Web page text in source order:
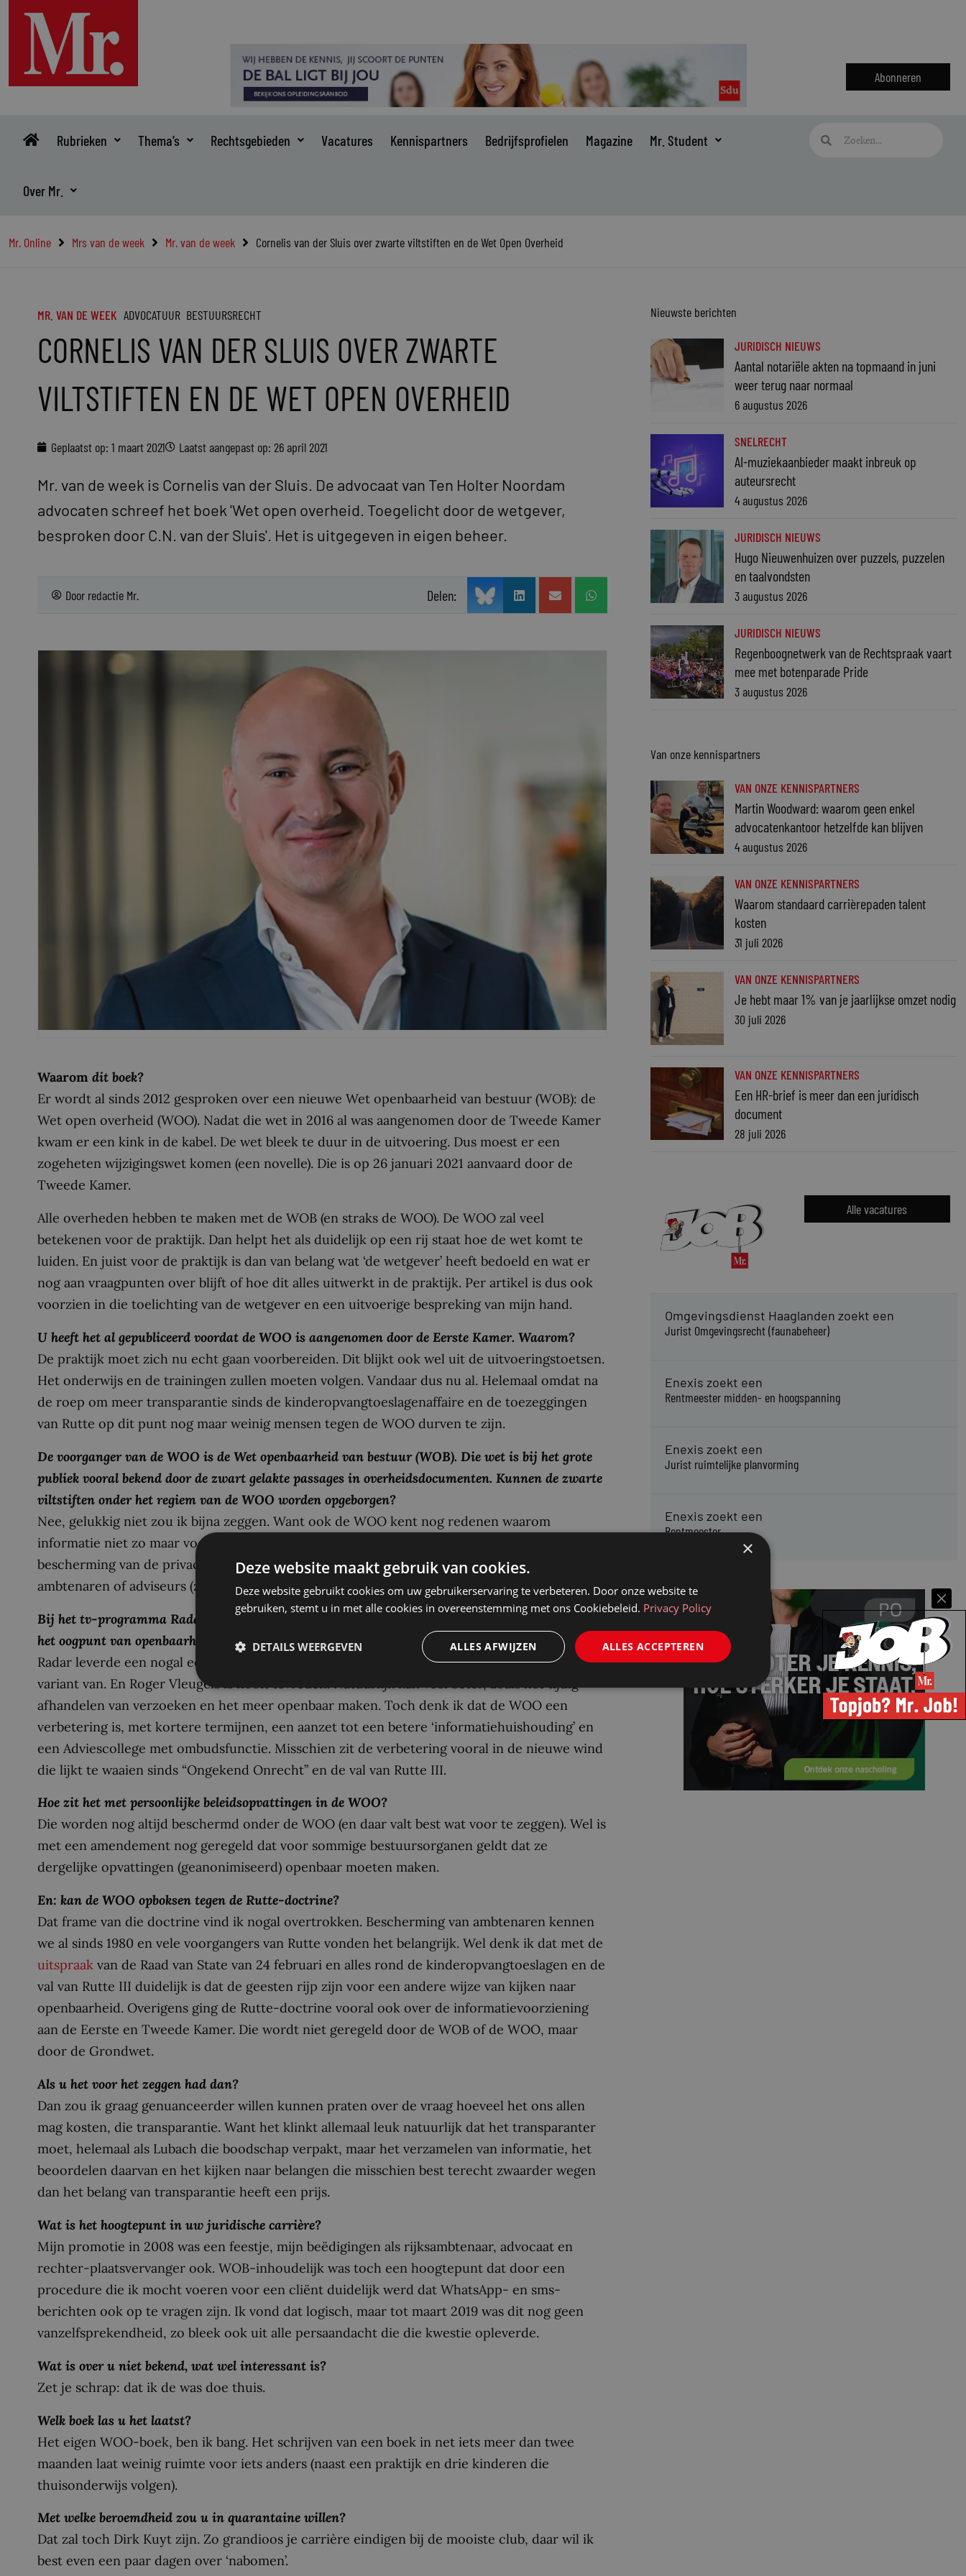
inhoud
Abonneren
Rubrieken Thema’s Rechtsgebieden Vacatures Kennispartners Bedrijfsprofielen Magazine Mr. Student
Over Mr.
Zoeken
Mr. Online Mrs van de week Mr. van de week Cornelis van der Sluis over zwarte viltstiften en de Wet Open Overheid
MR. VAN DE WEEK ADVOCATUUR BESTUURSRECHT
CORNELIS VAN DER SLUIS OVER ZWARTE
VILTSTIFTEN EN DE WET OPEN OVERHEID
Geplaatst op: 1 maart 2021 Laatst aangepast op: 26 april 2021
Mr. van de week is Cornelis van der Sluis. De advocaat van Ten Holter Noordam
advocaten schreef het boek 'Wet open overheid. Toegelicht door de wetgever,
besproken door C.N. van der Sluis'. Het is uitgegeven in eigen beheer.
Door redactie Mr. Delen:
Waarom dit boek?
Er wordt al sinds 2012 gesproken over een nieuwe Wet openbaarheid van bestuur (WOB): de
Wet open overheid (WOO). Nadat die wet in 2016 al was aangenomen door de Tweede Kamer
kwam er een kink in de kabel. De wet bleek te duur in de uitvoering. Dus moest er een
zogeheten wijzigingswet komen (een novelle). Die is op 26 januari 2021 aanvaard door de
Tweede Kamer.
Alle overheden hebben te maken met de WOB (en straks de WOO). De WOO zal veel
betekenen voor de praktijk. Dan helpt het als duidelijk op een rij staat hoe de wet komt te
luiden. En juist voor de praktijk is dan van belang wat ‘de wetgever’ heeft bedoeld en wat er
nog aan vraagpunten over blijft of hoe dit alles uitwerkt in de praktijk. Per artikel is dus ook
voorzien in die toelichting van de wetgever en een uitvoerige bespreking van mijn hand.
U heeft het al gepubliceerd voordat de WOO is aangenomen door de Eerste Kamer. Waarom?
De praktijk moet zich nu echt gaan voorbereiden. Dit blijkt ook wel uit de uitvoeringstoetsen.
Het onderwijs en de trainingen zullen moeten volgen. Vandaar dus nu al. Helemaal omdat na
de roep om meer transparantie sinds de kinderopvangtoeslagenaffaire en de toezeggingen
van Rutte op dit punt nog maar weinig mensen tegen de WOO durven te zijn.
De voorganger van de WOO is de Wet openbaarheid van bestuur (WOB). Die wet is bij het grote
publiek vooral bekend door de zwart gelakte passages in overheidsdocumenten. Kunnen de zwarte
viltstiften onder het regiem van de WOO worden opgeborgen?
Nee, gelukkig niet zou ik bijna zeggen. Want ook de WOO kent nog redenen waarom
informatie niet zo maar voor iedereen bekend mag worden gemaakt. Denk aan de
bescherming van de privacy, bedrijfsvertrouwelijke informatie of de meningen van
ambtenaren of adviseurs (zoals advocaten) die door de overheid worden ingehuurd.
Bij het tv-programma Radar (15 februari) zei WOB-kenner Roger Vleugels dat de WOO vanuit
het oogpunt van openbaarheid net zo slecht is als de WOB. Mee eens?
Radar leverde een nogal eenzijdig beeld van de materie. Lubach maakte er een grappige
variant van. En Roger Vleugels is nooit tevreden. Natuurlijk kan veel beter, zoals het tijdig
afhandelen van verzoeken en het meer openbaar maken. Toch denk ik dat de WOO een
verbetering is, met kortere termijnen, een aanzet tot een betere ‘informatiehuishouding’ en
een Adviescollege met ombudsfunctie. Misschien zit de verbetering vooral in de nieuwe wind
die lijkt te waaien sinds “Ongekend Onrecht” en de val van Rutte III.
Hoe zit het met persoonlijke beleidsopvattingen in de WOO?
Die worden nog altijd beschermd onder de WOO (en daar valt best wat voor te zeggen). Wel is
met een amendement nog geregeld dat voor sommige bestuursorganen geldt dat ze
dergelijke opvattingen (geanonimiseerd) openbaar moeten maken.
En: kan de WOO opboksen tegen de Rutte-doctrine?
Dat frame van die doctrine vind ik nogal overtrokken. Bescherming van ambtenaren kennen
we al sinds 1980 en vele voorgangers van Rutte vonden het belangrijk. Wel denk ik dat met de
uitspraak van de Raad van State van 24 februari en alles rond de kinderopvangtoeslagen en de
val van Rutte III duidelijk is dat de geesten rijp zijn voor een andere wijze van kijken naar
openbaarheid. Overigens ging de Rutte-doctrine vooral ook over de informatievoorziening
aan de Eerste en Tweede Kamer. Die wordt niet geregeld door de WOB of de WOO, maar
door de Grondwet.
Als u het voor het zeggen had dan?
Dan zou ik graag genuanceerder willen kunnen praten over de vraag hoeveel het ons allen
mag kosten, die transparantie. Want het klinkt allemaal leuk natuurlijk dat het transparanter
moet, helemaal als Lubach die boodschap verpakt, maar het verzamelen van informatie, het
beoordelen daarvan en het kijken naar belangen die misschien best terecht zwaarder wegen
dan het belang van transparantie heeft een prijs.
Wat is het hoogtepunt in uw juridische carrière?
Mijn promotie in 2008 was een feestje, mijn beëdigingen als rijksambtenaar, advocaat en
rechter-plaatsvervanger ook. WOB-inhoudelijk was toch een hoogtepunt dat door een
procedure die ik mocht voeren voor een cliënt duidelijk werd dat WhatsApp- en sms-
berichten ook op te vragen zijn. Ik vond dat logisch, maar tot maart 2019 was dit nog geen
vanzelfsprekendheid, zo bleek ook uit alle persaandacht die die kwestie opleverde.
Wat is over u niet bekend, wat wel interessant is?
Zet je schrap: dat ik de was doe thuis.
Welk boek las u het laatst?
Het eigen WOO-boek, ben ik bang. Het schrijven van een boek in net iets meer dan twee
maanden laat weinig ruimte voor iets anders (naast een praktijk en drie kinderen die
thuisonderwijs volgen).
Met welke beroemdheid zou u in quarantaine willen?
Dat zal toch Dirk Kuyt zijn. Zo grandioos je carrière eindigen bij de mooiste club, daar wil ik
best even een paar dagen over ‘nabomen’.
Nieuwste berichten
JURIDISCH NIEUWS
Aantal notariële akten na topmaand in juni
weer terug naar normaal
6 augustus 2026
SNELRECHT
AI-muziekaanbieder maakt inbreuk op
auteursrecht
4 augustus 2026
JURIDISCH NIEUWS
Hugo Nieuwenhuizen over puzzels, puzzelen
en taalvondsten
3 augustus 2026
JURIDISCH NIEUWS
Regenboognetwerk van de Rechtspraak vaart
mee met botenparade Pride
3 augustus 2026
Van onze kennispartners
VAN ONZE KENNISPARTNERS
Martin Woodward: waarom geen enkel
advocatenkantoor hetzelfde kan blijven
4 augustus 2026
VAN ONZE KENNISPARTNERS
Waarom standaard carrièrepaden talent
kosten
31 juli 2026
VAN ONZE KENNISPARTNERS
Je hebt maar 1% van je jaarlijkse omzet nodig
30 juli 2026
VAN ONZE KENNISPARTNERS
Een HR-brief is meer dan een juridisch
document
28 juli 2026
Alle vacatures
Omgevingsdienst Haaglanden zoekt een
Jurist Omgevingsrecht (faunabeheer)
Enexis zoekt een
Rentmeester midden- en hoogspanning
Enexis zoekt een
Jurist ruimtelijke planvorming
Enexis zoekt een
Rentmeester
×
Deze website maakt gebruik van cookies.
Deze website gebruikt cookies om uw gebruikerservaring te verbeteren. Door onze website te
gebruiken, stemt u in met alle cookies in overeenstemming met ons Cookiebeleid. Privacy Policy
ALLES ACCEPTEREN
ALLES AFWIJZEN
DETAILS WEERGEVEN